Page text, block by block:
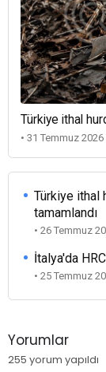
Türkiye ithal
• 31 Temmuz 2026
Türkiye ithal
tamamlandı
• 26 Temmuz
İtalya'da
• 25 Temmuz
Yorumlar
255 yorum yapıldı